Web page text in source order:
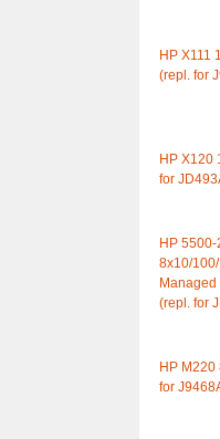
HP X111
(repl. for
HP X120
for
HP
8x10/
(repl. for
HP M220
for